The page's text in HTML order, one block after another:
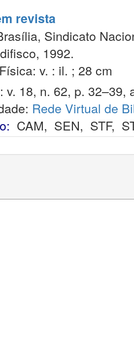
revista
Sindicato
1992.
v. : il. ; 28 cm
v. 18, n. 62, p. 32–39,
Rede Virtual de
CAM, SEN, STF,